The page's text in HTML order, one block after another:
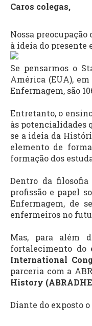
Caros colegas,
Nossa
à ideia do presente
Se pensarmos o
América (EUA),
Enfermagem, são
Entretanto, o
às potencialidades
se a ideia da
elemento de
formação dos
Dentro da
profissão e papel
Enfermagem, de
enfermeiros no
Mas, para além
fortalecimento do
International
parceria com a
History
Diante do exposto